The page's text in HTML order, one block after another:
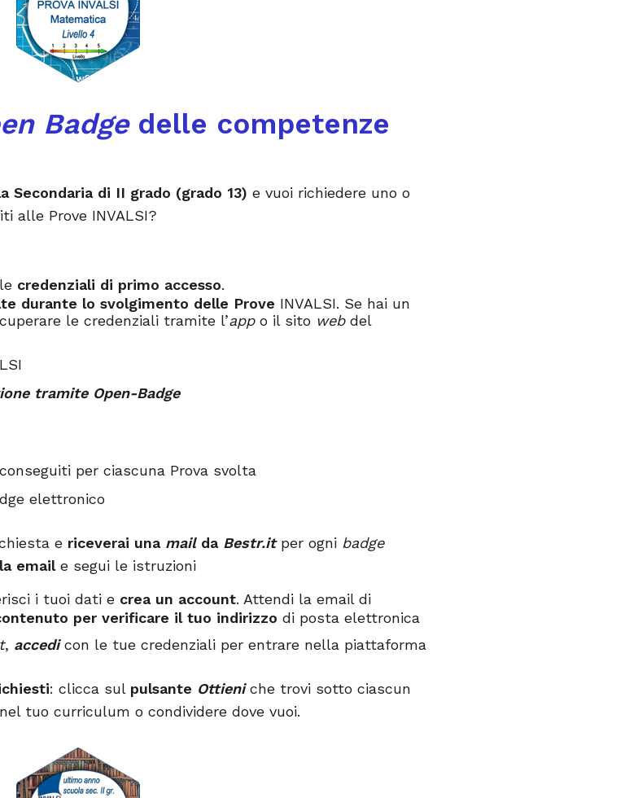
Badge delle competenze
Secondaria di II grado (grado 13) e vuoi richiedere uno o
alle Prove INVALSI?
credenziali di primo accesso.
durante lo svolgimento delle Prove INVALSI. Se hai un
le credenziali tramite l’app o il sito webdel
tramite Open-Badge
per ciascuna Prova svolta
elettronico
e riceverai una mailda Bestr.itper ogni badge
emaile segui le istruzioni
i tuoi dati e crea un account. Attendi la email di
per verificare il tuo indirizzo di posta elettronica
, accedi con le tue credenziali per entrare nella piattaforma
: clicca sul pulsante Ottieniche trovi sotto ciascun
tuo curriculum o condividere dove vuoi.